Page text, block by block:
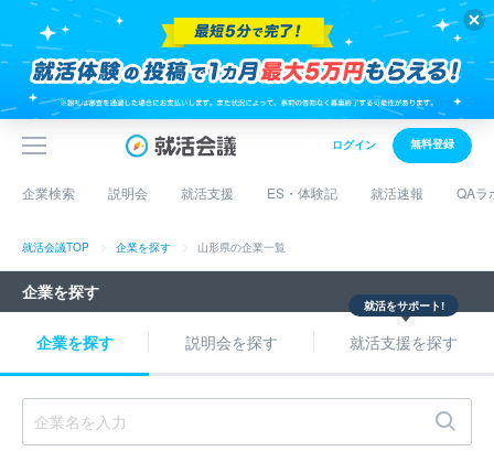
ログイン 無料登録
企業検索 説明会 就活支援 ES・体験記 就活速報 QAラ
就活会議TOP 企業を探す 山形県の企業一覧
企業を探す
企業を探す 説明会を探す 就活支援を探す
就活をサポート!